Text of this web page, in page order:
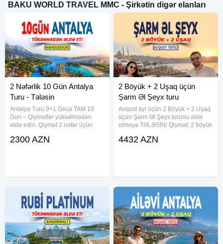
BAKU WORLD TRAVEL MMC - Şirkətin digər elanları
2 Nəfərlik 10 Gün Antalya
Turu - Tələsin
Antalya Turu 9+1 Gecə TAM 10
Gün – Qiymətlər yüksəlmədən
əldə edin. Qiymət 2 nəfər üçün
GÜN 1349 USD-dan başlayır və
2300 AZN
2 Böyük + 2 Uşaq üçün
Şarm Əl Şeyx turu
Avqust ayı üçün 2 Böyük + 2 Uşaq
üçün Şarm Əl Şeyx turunu əldə
etməyə TƏLƏSİN! Qiymət: 2 böyük
Gün 2599 USD dən başlayır və
4432 AZN